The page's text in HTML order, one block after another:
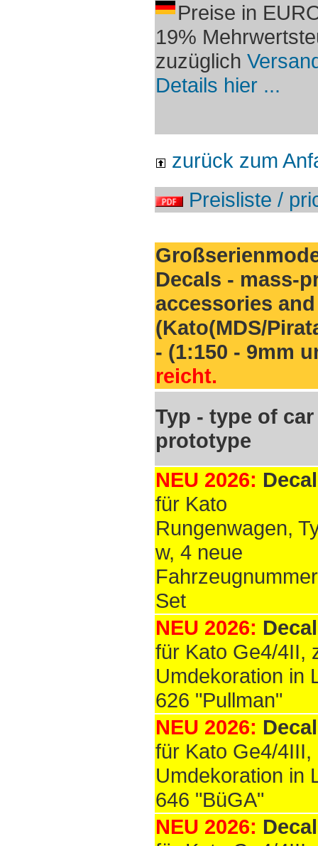
Preise in
19%
zuzüglich
Details hier ...
zurück zum
Preisliste /
Decals - mass-
accessories
(Kato(MDS/
- (1:150 - 9mm
reicht.
Typ - type of car
prototype
NEU 2026:
für Kato
Rungenwagen,
w, 4 neue
Set
NEU 2026:
für Kato Ge4/4II,
Umdekoration in
626 "Pullman"
NEU 2026:
für Kato Ge4/4III,
Umdekoration in
646 "BüGA"
NEU 2026: